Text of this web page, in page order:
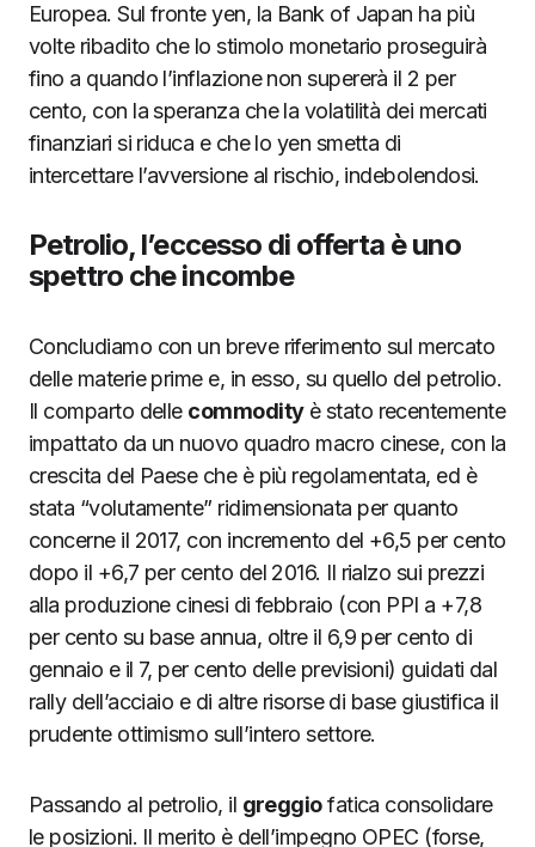
Europea. Sul fronte yen, la Bank of Japan ha più
volte ribadito che lo stimolo monetario proseguirà
fino a quando l’inflazione non supererà il 2 per
cento, con la speranza che la volatilità dei mercati
finanziari si riduca e che lo yen smetta di
intercettare l’avversione al rischio, indebolendosi.
Petrolio, l’eccesso di offerta è uno
spettro che incombe
Concludiamo con un breve riferimento sul mercato
delle materie prime e, in esso, su quello del petrolio.
Il comparto delle commodityè stato recentemente
impattato da un nuovo quadro macro cinese, con la
crescita del Paese che è più regolamentata, ed è
stata “volutamente” ridimensionata per quanto
concerne il 2017, con incremento del +6,5 per cento
dopo il +6,7 per cento del 2016. Il rialzo sui prezzi
alla produzione cinesi di febbraio (con PPI a +7,8
per cento su base annua, oltre il 6,9 per cento di
gennaio e il 7, per cento delle previsioni) guidati dal
rally dell’acciaio e di altre risorse di base giustifica il
prudente ottimismo sull’intero settore.
Passando al petrolio, il greggiofatica consolidare
le posizioni. Il merito è dell’impegno OPEC (forse,